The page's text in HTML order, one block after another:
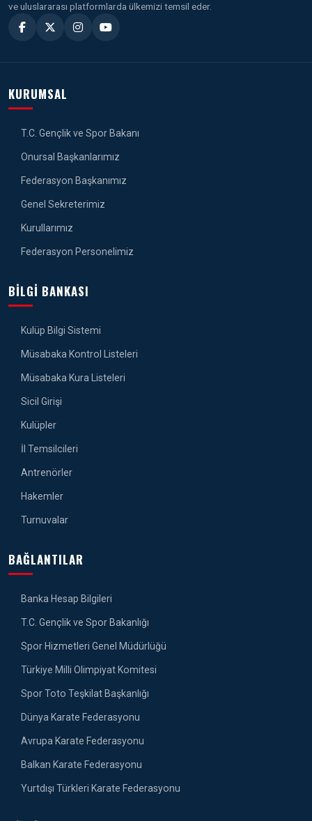
ve uluslararası platformlarda ülkemizi temsil eder.
KURUMSAL
T.C. Gençlik ve Spor Bakanı
Onursal Başkanlarımız
Federasyon Başkanımız
Genel Sekreterimiz
Kurullarımız
Federasyon Personelimiz
BILGI BANKASI
Kulüp Bilgi Sistemi
Müsabaka Kontrol Listeleri
Müsabaka Kura Listeleri
Sicil Girişi
Kulüpler
İl Temsilcileri
Antrenörler
Hakemler
Turnuvalar
BAĞLANTILAR
Banka Hesap Bilgileri
T.C. Gençlik ve Spor Bakanlığı
Spor Hizmetleri Genel Müdürlüğü
Türkiye Milli Olimpiyat Komitesi
Spor Toto Teşkilat Başkanlığı
Dünya Karate Federasyonu
Avrupa Karate Federasyonu
Balkan Karate Federasyonu
Yurtdışı Türkleri Karate Federasyonu